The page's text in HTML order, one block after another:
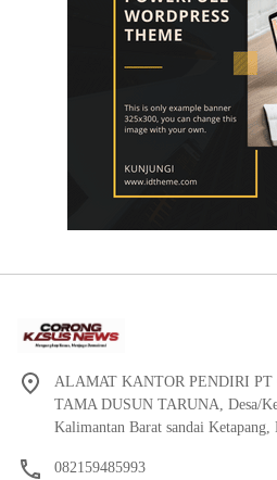
ALAMAT KANTOR PENDIRI PT
TAMA DUSUN TARUNA, Desa/
Kalimantan Barat sandai Ketapang,
082159485993